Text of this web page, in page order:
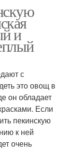
и
с
это овощ в
он обладает
Если
пекинскую
к ней
очень